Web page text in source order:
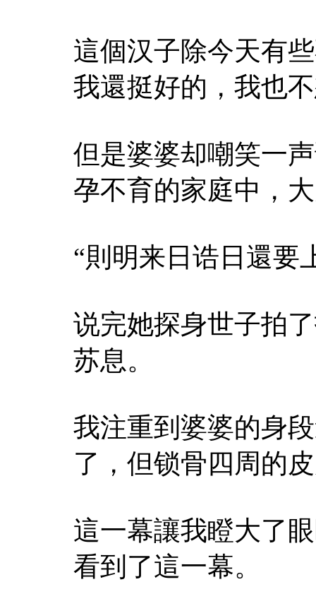
這個汉子除今天有
我還挺好的，我也
但是婆婆却嘲笑一
孕不育的家庭中，
“則明来日诰日還要
说完她探身世子拍
苏息。
我注重到婆婆的身
了，但锁骨四周的
這一幕讓我瞪大了
看到了這一幕。